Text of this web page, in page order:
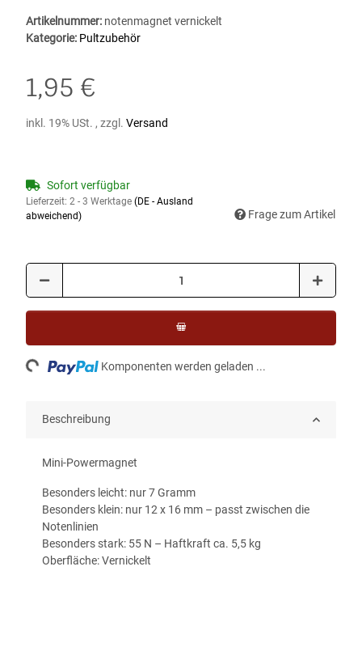
Artikelnummer: notenmagnet vernickelt
Kategorie: Pultzubehör
1,95 €
inkl. 19% USt. , zzgl. Versand
Sofort verfügbar
Lieferzeit: 2 - 3 Werktage (DE - Ausland
abweichend)
Frage zum Artikel
Komponenten werden geladen ...
Beschreibung
Mini-Powermagnet
Besonders leicht: nur 7 Gramm
Besonders klein: nur 12 x 16 mm – passt zwischen die
Notenlinien
Besonders stark: 55 N – Haftkraft ca. 5,5 kg
Oberfläche: Vernickelt